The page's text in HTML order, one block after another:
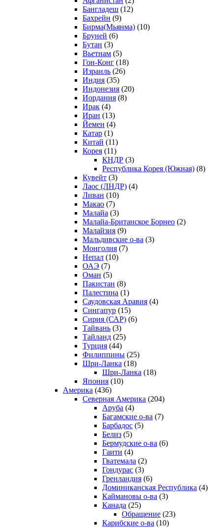
Бангладеш (12)
Бахрейн (9)
Бирма(Мьянма) (10)
Бруней (6)
Бутан (3)
Вьетнам (5)
Гон-Конг (18)
Израиль (26)
Индия (35)
Индонезия (20)
Иордания (8)
Ирак (4)
Иран (13)
Йемен (4)
Катар (1)
Китай (11)
Корея (11)
КНДР (3)
Республика Корея (Южная) (8)
Кувейт (3)
Лаос (ЛНДР) (4)
Ливан (10)
Макао (7)
Малайа (3)
Малайа-Британское Борнео (2)
Малайзия (9)
Мальдивские о-ва (3)
Монголия (7)
Непал (10)
ОАЭ (7)
Оман (5)
Пакистан (8)
Палестина (1)
Саудовская Аравия (4)
Сингапур (15)
Сирия (САР) (6)
Тайвань (3)
Тайланд (25)
Турция (44)
Филиппины (25)
Шри-Ланка (18)
Шри-Ланка (18)
Япония (10)
Америка (436)
Северная Америка (204)
Аруба (4)
Багамские о-ва (7)
Барбадос (5)
Белиз (5)
Бермудские о-ва (6)
Гаити (4)
Гватемала (2)
Гондурас (3)
Гренландия (6)
Доминиканская Республика (4)
Каймановы о-ва (3)
Канада (25)
Обращение (23)
Карибские о-ва (10)